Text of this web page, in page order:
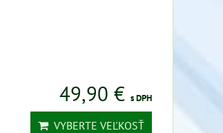
49,90 € s DPH
VYBERTE VEĽKOSŤ